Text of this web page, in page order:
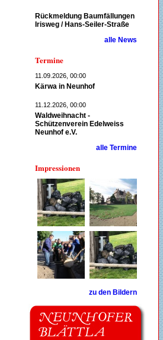
Rückmeldung Baumfällungen
Irisweg / Hans-Seiler-Straße
alle News
Termine
11.09.2026, 00:00
Kärwa in Neunhof
11.12.2026, 00:00
Waldweihnacht -
Schützenverein Edelweiss
Neunhof e.V.
alle Termine
Impressionen
zu den Bildern